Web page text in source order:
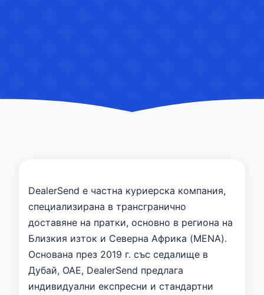
DealerSend е частна куриерска компания,
специализирана в трансгранично
доставяне на пратки, основно в региона на
Близкия изток и Северна Африка (MENA).
Основана през 2019 г. със седалище в
Дубай, ОАЕ, DealerSend предлага
индивидуални експресни и стандартни